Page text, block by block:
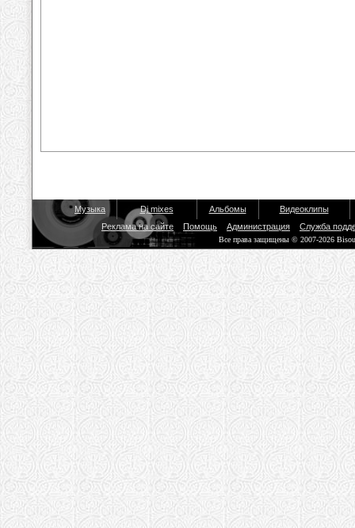
Музыка Dj mixes Альбомы
Видеоклипы
Реклама на сайте
Помощь Администрация Служба
Все права защищены © 2007-2026